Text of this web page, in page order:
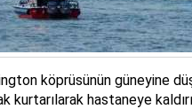
köprüsünün güneyine
kurtarılarak hastaneye